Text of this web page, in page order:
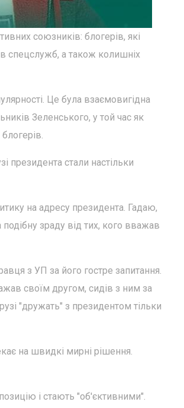
союзників: блогерів, які
спецслужб, а також колишніх
Це була взаємовигідна
Зеленського, у той час як
президента стали настільки
на адресу президента. Гадаю,
зраду від тих, кого вважав
з УП за його гостре запитання.
своїм другом, сидів з ним за
"дружать" з президентом тільки
на швидкі мирні рішення.
і стають "об'єктивними".